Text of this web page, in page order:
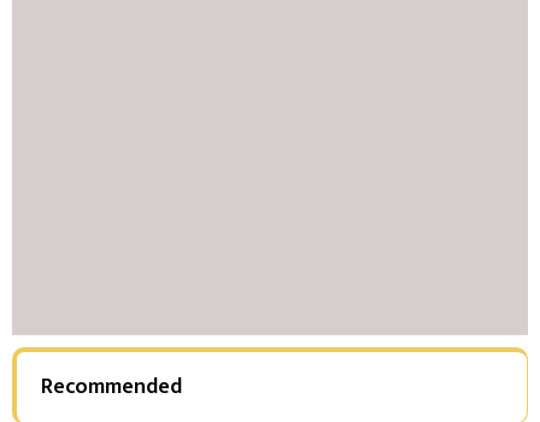
Recommended